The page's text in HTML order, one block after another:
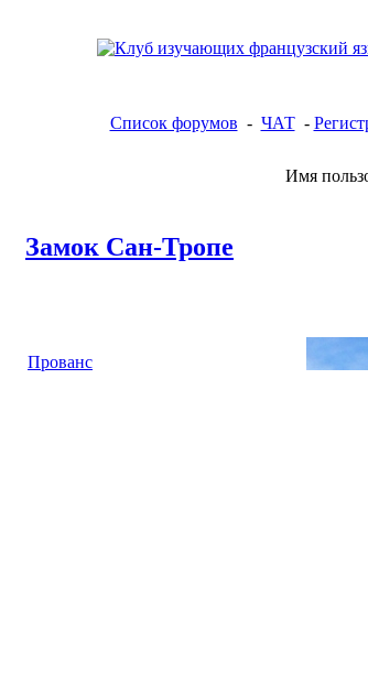
Список форумов - ЧАТ-
Имя
Замок Сан-Тропе
Прованс